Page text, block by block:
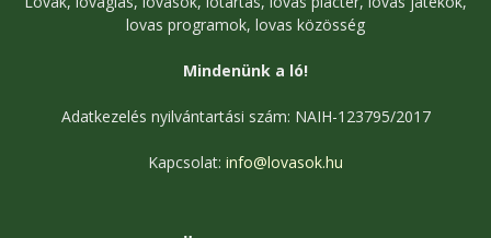
lovas programok, lovas közösség
Mindenünk a ló!
Adatkezelés nyilvántartási szám: NAIH-123795/2017
Kapcsolat: info@lovasok.hu